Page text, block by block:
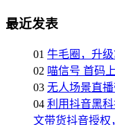
最近发表
01 牛毛圈，升
02 喵信号 首码
03 无人场景直
04 利用抖音黑
文带货抖音授权